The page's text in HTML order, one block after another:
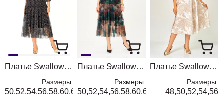
Платье Swallow 922-1 черный+принт круги
Размеры:
50,52,54,56,58,60,62,64
Платье Swallow 922 изумрудный+коричневые цветы
Размеры:
50,52,54,56,58,60,62,64
Платье Swallow 858-3 бежевый+принт белые цветы
Размеры:
48,50,52,54,56